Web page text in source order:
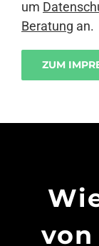
um
Beratung an.
ZUM